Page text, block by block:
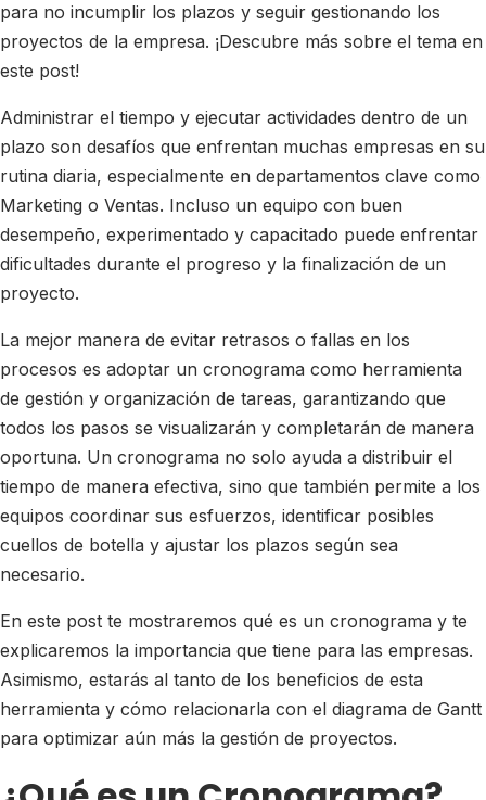
para no incumplir los plazos y seguir gestionando los
proyectos de la empresa. ¡Descubre más sobre el tema en
este post!
Administrar el tiempo y ejecutar actividades dentro de un
plazo son desafíos que enfrentan muchas empresas en su
rutina diaria, especialmente en departamentos clave como
Marketing o Ventas. Incluso un equipo con buen
desempeño, experimentado y capacitado puede enfrentar
dificultades durante el progreso y la finalización de un
proyecto.
La mejor manera de evitar retrasos o fallas en los
procesos es adoptar un cronograma como herramienta
de gestión y organización de tareas, garantizando que
todos los pasos se visualizarán y completarán de manera
oportuna. Un cronograma no solo ayuda a distribuir el
tiempo de manera efectiva, sino que también permite a los
equipos coordinar sus esfuerzos, identificar posibles
cuellos de botella y ajustar los plazos según sea
necesario.
En este post te mostraremos qué es un cronograma y te
explicaremos la importancia que tiene para las empresas.
Asimismo, estarás al tanto de los beneficios de esta
herramienta y cómo relacionarla con el diagrama de Gantt
para optimizar aún más la gestión de proyectos.